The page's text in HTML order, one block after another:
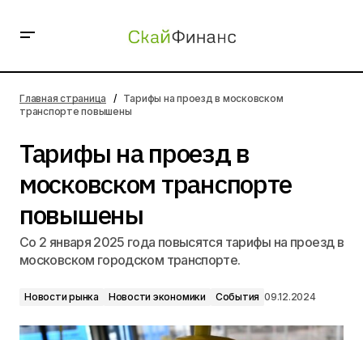
повышены
Главная страница
Тарифы на проезд в московском
транспорте повышены
Тарифы на проезд в
московском транспорте
повышены
Со 2 января 2025 года повысятся тарифы на проезд в
московском городском транспорте.
Новости рынка Новости экономики События 09.12.2024